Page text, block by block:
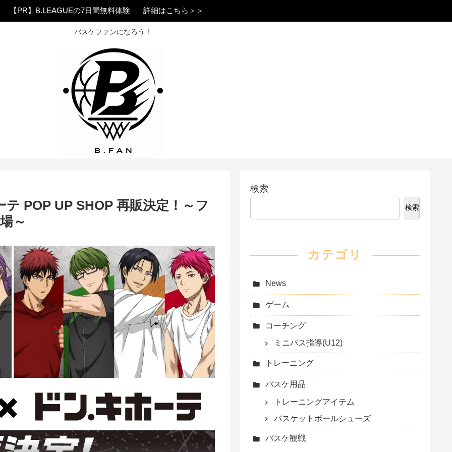
【PR】B.LEAGUEの7日間無料体験 詳細はこちら＞＞
バスケファンになろう！
POP UP SHOP 再販決定！～フ
～
検索
検索
カテゴリ
News
ゲーム
コーチング
ミニバス指導(U12)
トレーニング
バスケ用品
トレーニングアイテム
バスケットボールシューズ
バスケ観戦